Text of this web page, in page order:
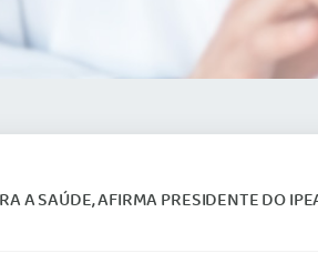
A SAÚDE, AFIRMA PRESIDENTE DO